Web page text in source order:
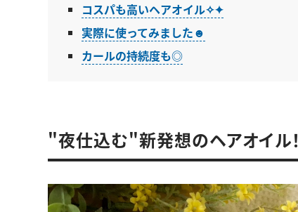
コスパも高いヘアオイル✧✦
実際に使ってみました☻
カールの持続度も◎
"夜仕込む"新発想のヘアオイル！